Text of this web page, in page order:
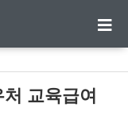
교육급여